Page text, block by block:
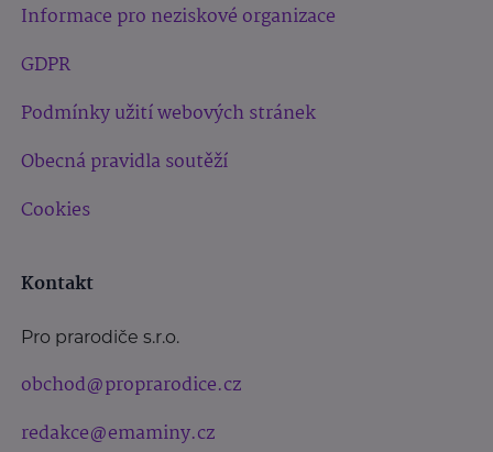
Informace pro neziskové organizace
GDPR
Podmínky užití webových stránek
Obecná pravidla soutěží
Cookies
Kontakt
Pro prarodiče s.r.o.
obchod@proprarodice.cz
redakce@emaminy.cz